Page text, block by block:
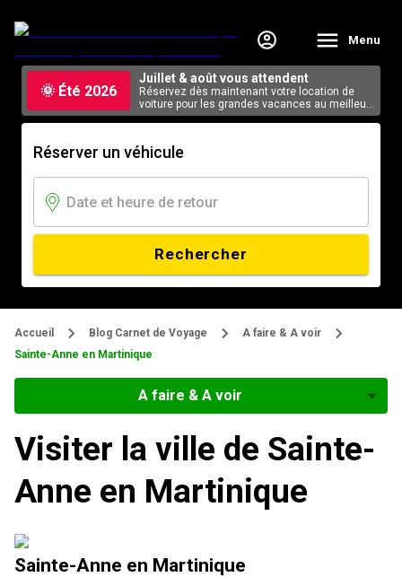
Menu
🌞 Été 2026
Juillet & août vous attendent
Réservez dès maintenant votre location de
voiture pour les grandes vacances au meilleur
tarif, en ligne.
Réserver un véhicule
Rechercher
Accueil Blog Carnet de Voyage
A faire & A voir
Sainte-Anne en Martinique
A faire & A voir
Visiter la ville de Sainte-
Anne en Martinique
Sainte-Anne en Martinique